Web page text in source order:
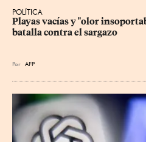
POLÍTICA
Playas vacías y "olor
batalla contra el sargazo
Por AFP